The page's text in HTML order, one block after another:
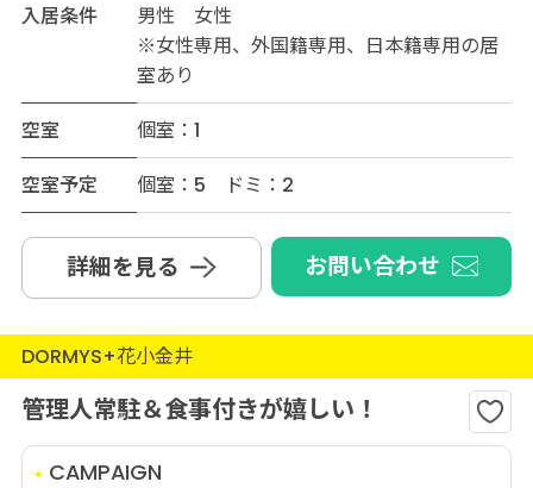
入居条件
男性 女性
※女性専用、外国籍専用、日本籍専用の居
室あり
空室
個室：1
空室予定
個室：5 ドミ：2
詳細を見る お問い合わせ
DORMYS+花小金井
管理人常駐＆食事付きが嬉しい！
CAMPAIGN